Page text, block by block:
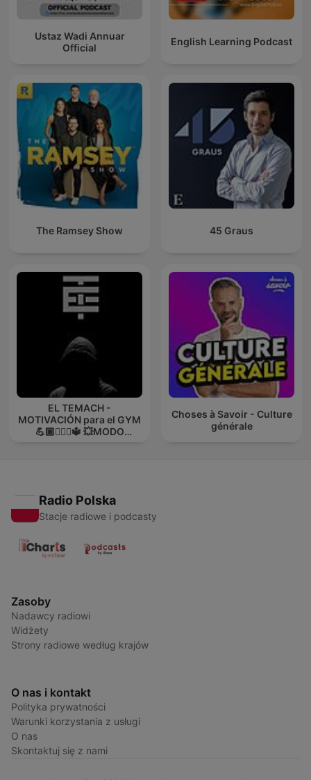
Ustaz Wadi Annuar
Official
English Learning Podcast
The Ramsey Show 45 Graus
EL TEMACH -
MOTIVACIÓN para el GYM
💪🏼🏋🏻‍♀🔱 💥MODO
Choses à Savoir - Culture
générale
Radio Polska
Stacje radiowe i podcasty
Zasoby
Nadawcy radiowi
Widżety
Strony radiowe według krajów
O nas i kontakt
Polityka prywatności
Warunki korzystania z usługi
O nas
Skontaktuj się z nami